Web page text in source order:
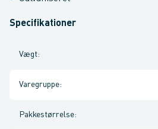
Specifikationer
Vægt:
Varegruppe:
Pakkestørrelse: